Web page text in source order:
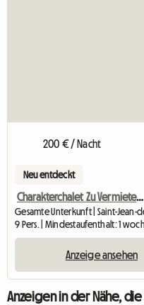
200 € / Nacht
Neu entdeckt
Charakterchalet Zu Vermieten - 3 Täler
9 Pers. | Mindestaufenthalt: 1
Anzeige ansehen
Anzeigen in der Nähe,